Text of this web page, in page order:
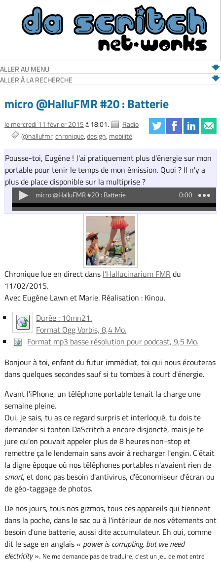
ALLER AU MENU
ALLER À LA RECHERCHE
micro @HalluFMR #20 : Batterie
le mercredi 11 février 2015à 18:01.
Radio
@hallufmr chronique design mobilité
Pousse-toi, Eugène ! J'ai pratiquement plus d'énergie sur mon
portable pour tenir le temps de mon émission. Quoi ? Il n'y a
plus de place disponible sur la multiprise ?
Chronique lue en direct dans l'Hallucinarium FMR du
11/02/2015.
Avec Eugène Lawn et Marie. Réalisation : Kinou.
Durée : 10mn21.
Format Ogg Vorbis, 8,4 Mo.
Format mp3 basse résolution pour podcast, 9,5 Mo.
Bonjour à toi, enfant du futur immédiat, toi qui nous écouteras
dans quelques secondes sauf si tu tombes à court d'énergie.
Avant l'iPhone, un téléphone portable tenait la charge une
semaine pleine.
Oui, je sais, tu as ce regard surpris et interloqué, tu dois te
demander si tonton DaScritch a encore disjoncté, mais je te
jure qu'on pouvait appeler plus de 8 heures non-stop et
remettre ça le lendemain sans avoir à recharger l'engin. C'était
la digne époque où nos téléphones portables n'avaient rien de
smart, et donc pas besoin d'antivirus, d'économiseur d'écran ou
de géo-taggage de photos.
De nos jours, tous nos gizmos, tous ces appareils qui tiennent
dans la poche, dans le sac ou à l'intérieur de nos vêtements ont
besoin d'une batterie, aussi dite accumulateur. Eh oui, comme
dit le sage en anglais « power is corrupting, but we need
electricity». Ne me demande pas de traduire, c'est un jeu de mot entre